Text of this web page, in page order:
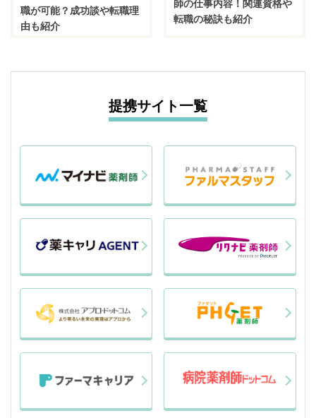
職が可能？成功談や転職理
由も紹介
師の仕事内容！関連資格や
転職の秘訣も紹介
提携サイト一覧